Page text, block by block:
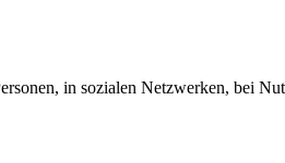
in sozialen Netzwerken, bei